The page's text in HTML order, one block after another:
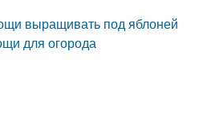
выращивать под яблоней
для огорода